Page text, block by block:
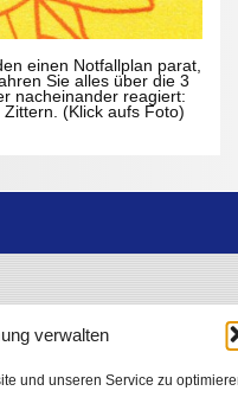
verwalten
und unseren Service zu
einen Notfallplan parat,
Sie alles über die 3
nacheinander reagiert:
(Klick aufs Foto)